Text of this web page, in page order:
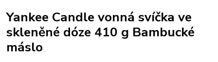
Yankee Candle vonná svíčka ve
skleněné dóze 410 g Bambucké
máslo